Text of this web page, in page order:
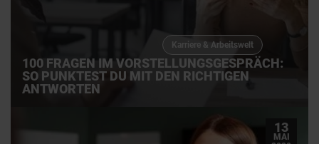
Karriere & Arbeitswelt
100 FRAGEN IM VORSTELLUNGSGESPRÄCH:
SO PUNKTEST DU MIT DEN RICHTIGEN
ANTWORTEN
13
MAI